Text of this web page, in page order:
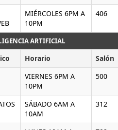
MIÉRCOLES 6PM A
10PM
406
ARTIFICIAL
Horario
Salón
VIERNES 6PM A
10PM
500
SÁBADO 6AM A
10AM
312